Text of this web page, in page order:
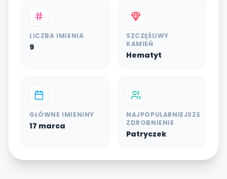
LICZBA IMIENIA
9
SZCZĘŚLIWY
KAMIEŃ
Hematyt
GŁÓWNE IMIENINY
17 marca
NAJPOPULARNIEJSZE
ZDROBNIENIE
Patryczek